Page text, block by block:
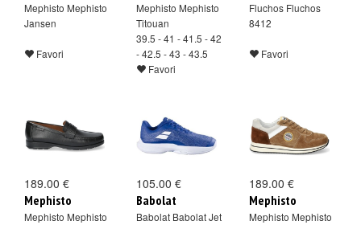
Mephisto Mephisto
Jansen
Favori
Mephisto Mephisto
Titouan
39.5 - 41 - 41.5 - 42
- 42.5 - 43 - 43.5
Favori
Fluchos Fluchos
8412
Favori
189.00 €
Mephisto
Mephisto Mephisto
105.00 €
Babolat
Babolat Babolat Jet
189.00 €
Mephisto
Mephisto Mephisto